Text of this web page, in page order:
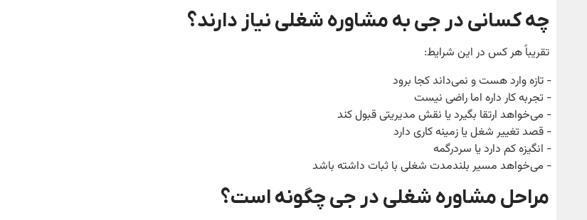
چه کسانی در جی به مشاوره شغلی نیاز دارند؟
تقریباً هر کس در این شرایط:
‑ تازه وارد هست و نمی‌داند کجا برود
‑ تجربه کار داره اما راضی نیست
‑ می‌خواهد ارتقا بگیرد یا نقش مدیریتی قبول کند
‑ قصد تغییر شغل یا زمینه کاری دارد
‑ انگیزه کم دارد یا سردرگمه
‑ می‌خواهد مسیر بلندمدت شغلی با ثبات داشته باشد
مراحل مشاوره شغلی در جی چگونه است؟